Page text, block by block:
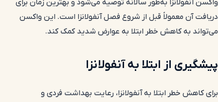
واکسن آنفولانزا به‌طور سالانه توصیه می‌شود و بهترین زمان برای
دریافت آن معمولاً قبل از شروع فصل آنفولانزا است. این واکسن
می‌تواند به کاهش خطر ابتلا به عوارض شدید کمک کند.
پیشگیری از ابتلا به آنفولانزا
برای کاهش خطر ابتلا به آنفولانزا، رعایت بهداشت فردی و